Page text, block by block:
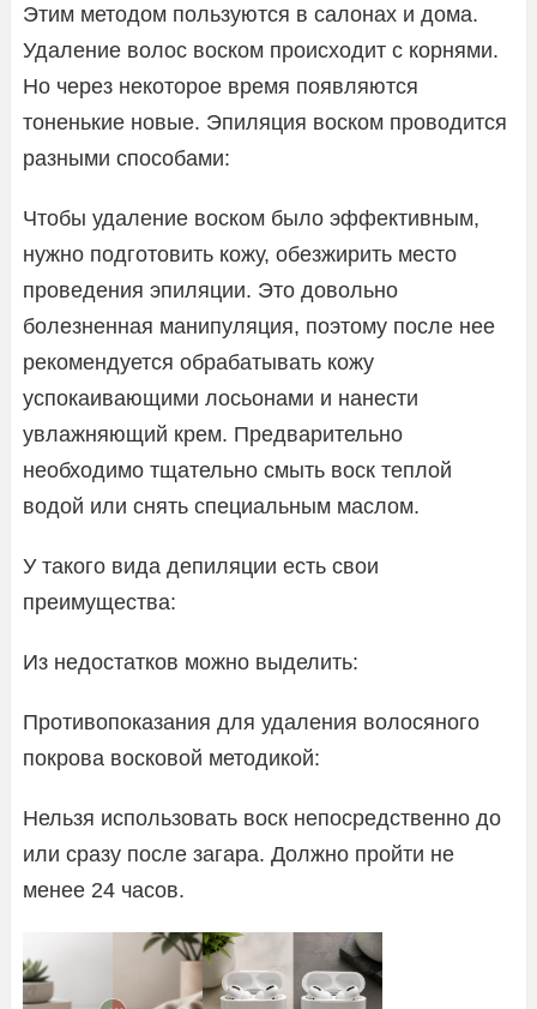
Этим методом пользуются в салонах и дома.
Удаление волос воском происходит с корнями.
Но через некоторое время появляются
тоненькие новые. Эпиляция воском проводится
разными способами:
Чтобы удаление воском было эффективным,
нужно подготовить кожу, обезжирить место
проведения эпиляции. Это довольно
болезненная манипуляция, поэтому после нее
рекомендуется обрабатывать кожу
успокаивающими лосьонами и нанести
увлажняющий крем. Предварительно
необходимо тщательно смыть воск теплой
водой или снять специальным маслом.
У такого вида депиляции есть свои
преимущества:
Из недостатков можно выделить:
Противопоказания для удаления волосяного
покрова восковой методикой:
Нельзя использовать воск непосредственно до
или сразу после загара. Должно пройти не
менее 24 часов.